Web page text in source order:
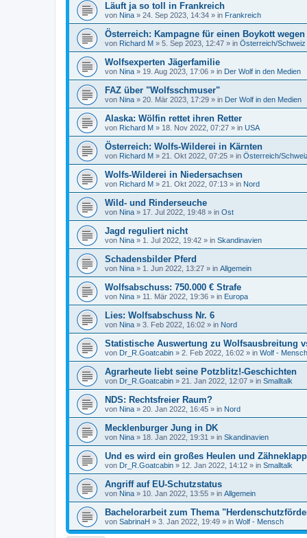
Läuft ja so toll in Frankreich
von Nina » 24. Sep 2023, 14:34 » in Frankreich
Österreich: Kampagne für einen Boykott
von Richard M » 5. Sep 2023, 12:47 » in Österreich/Schweiz
Wolfsexperten Jägerfamilie
von Nina » 19. Aug 2023, 17:06 » in Der Wolf in den Medien
FAZ über "Wolfsschmuser"
von Nina » 20. Mär 2023, 17:29 » in Der Wolf in den Medien
Alaska: Wölfin rettet ihren Retter
von Richard M » 18. Nov 2022, 07:27 » in USA
Österreich: Wolfs-Wilderei in Kärnten
von Richard M » 21. Okt 2022, 07:25 » in Österreich/
Wolfs-Wilderei in Niedersachsen
von Richard M » 21. Okt 2022, 07:13 » in Nord
Wild- und Rinderseuche
von Nina » 17. Jul 2022, 19:48 » in Ost
Jagd reguliert nicht
von Nina » 1. Jul 2022, 19:42 » in Skandinavien
Schadensbilder Pferd
von Nina » 1. Jun 2022, 13:27 » in Allgemein
Wolfsabschuss: 750.000 € Strafe
von Nina » 11. Mär 2022, 19:36 » in Europa
Lies: Wolfsabschuss Nr. 6
von Nina » 3. Feb 2022, 16:02 » in Nord
Statistische Auswertung zu Wolfsausbreitung
von Dr_R.Goatcabin » 2. Feb 2022, 16:02 » in Wolf - Mensch
Agrarheute liebt seine Potzblitz!-Geschichten
von Dr_R.Goatcabin » 21. Jan 2022, 12:07 » in Smalltalk
NDS: Rechtsfreier Raum?
von Nina » 20. Jan 2022, 16:45 » in Nord
Mecklenburger Jung in DK
von Nina » 18. Jan 2022, 19:31 » in Skandinavien
Und es wird ein großes Heulen und
von Dr_R.Goatcabin » 12. Jan 2022, 14:12 » in Smalltalk
Angriff auf EU-Schutzstatus
von Nina » 10. Jan 2022, 13:55 » in Allgemein
Bachelorarbeit zum Thema
von SabrinaH » 3. Jan 2022, 19:49 » in Wolf - Mensch